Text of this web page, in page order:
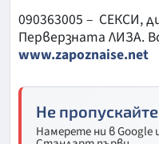
090363005 – СЕКСИ,
Перверзната ЛИЗА.
www.zapoznaise.net
Не
Намерете ни в